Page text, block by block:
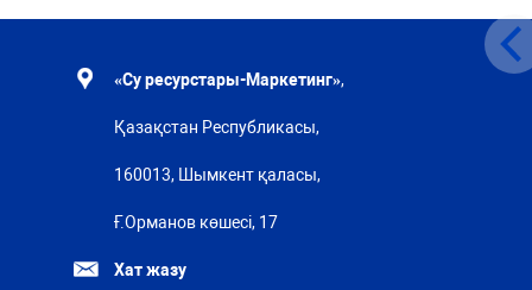
«Су ресурстары-Маркетинг»,
Қазақстан Республикасы,
160013, Шымкент қаласы,
Ғ.Орманов көшесі, 17
Хат жазу